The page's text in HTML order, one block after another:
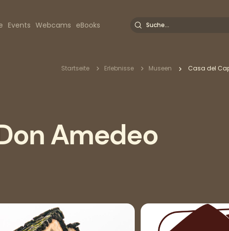
Events Webcams eBooks Suche
Startseite Erlebnisse Museen Casa del Cappellano
Amedeo